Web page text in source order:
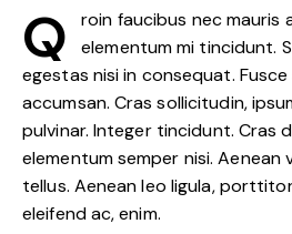
Q
roin faucibus nec mauris
elementum mi tincidunt.
egestas nisi in consequat.
accumsan. Cras sollicitudin,
pulvinar. Integer tincidunt. Cras
elementum semper nisi.
tellus. Aenean leo ligula,
eleifend ac, enim.